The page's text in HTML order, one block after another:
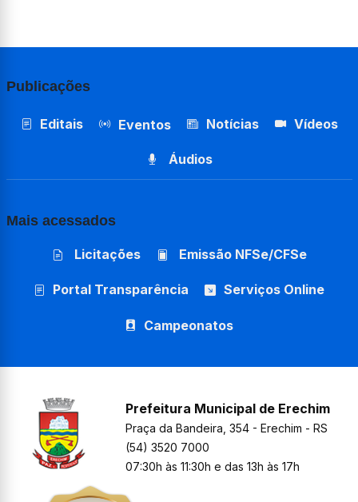
Publicações
Editais Eventos Notícias Vídeos
Áudios
Mais acessados
Licitações Emissão NFSe/CFSe
Portal Transparência Serviços Online
Campeonatos
Prefeitura Municipal de Erechim
Praça da Bandeira, 354 - Erechim - RS
(54) 3520 7000
07:30h às 11:30h e das 13h às 17h